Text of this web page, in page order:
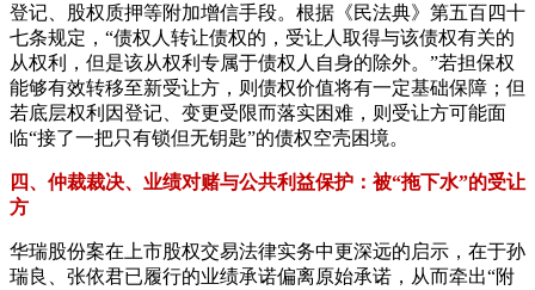
登记、股权质押等附加增信手段。根据《民法典》第五百四十
七条规定，“债权人转让债权的，受让人取得与该债权有关的
从权利，但是该从权利专属于债权人自身的除外。”若担保权
能够有效转移至新受让方，则债权价值将有一定基础保障；但
若底层权利因登记、变更受限而落实困难，则受让方可能面
临“接了一把只有锁但无钥匙”的债权空壳困境。
四、仲裁裁决、业绩对赌与公共利益保护：被“拖下水”的受让
方
华瑞股份案在上市股权交易法律实务中更深远的启示，在于孙
瑞良、张依君已履行的业绩承诺偏离原始承诺，从而牵出“附